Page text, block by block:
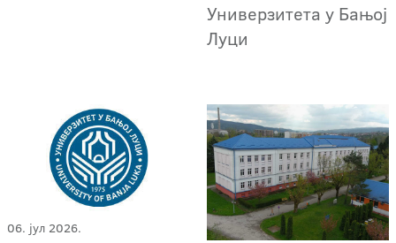
Универзитета у Бањој
Луци
06. јул 2026.